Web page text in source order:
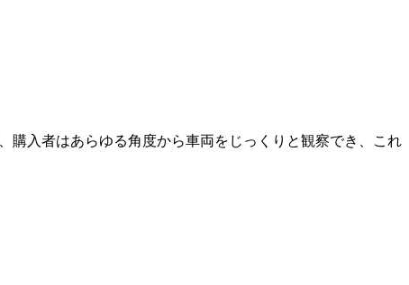
購入者はあらゆる角度から車両をじっくりと観察でき、これ